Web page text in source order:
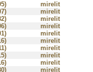
mirelit
mirelit
mirelit
mirelit
mirelit
mirelit
mirelit
mirelit
mirelit
mirelit